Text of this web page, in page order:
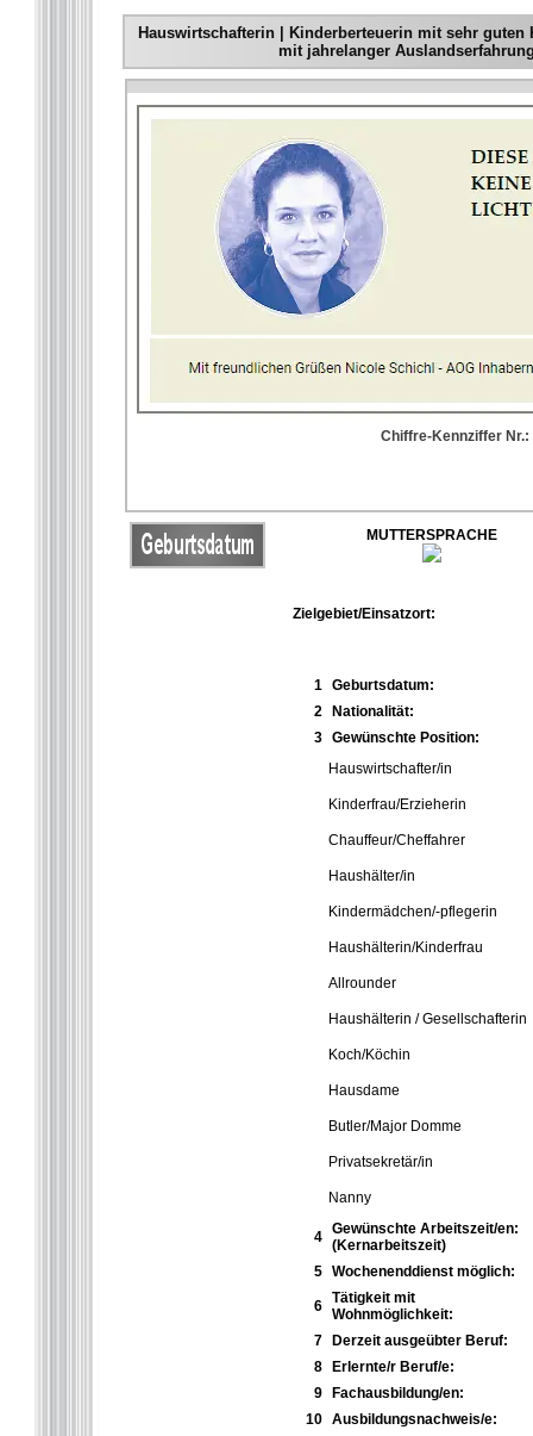
Hauswirtschafterin | Kinderberteuerin mit sehr
mit jahrelanger
Chiffre-Kennziffer Nr.:
MUTTERSPRACHE
Zielgebiet/Einsatzort:
1
Geburtsdatum:
2
Nationalität:
3
Gewünschte Position:
Hauswirtschafter/in
Kinderfrau/Erzieherin
Chauffeur/Cheffahrer
Haushälter/in
Kindermädchen/-pflegerin
Haushälterin/Kinderfrau
Allrounder
Haushälterin / Gesellschafterin
Koch/Köchin
Hausdame
Butler/Major Domme
Privatsekretär/in
Nanny
4
Gewünschte Arbeitszeit/en:
(Kernarbeitszeit)
5
Wochenenddienst möglich:
6
Tätigkeit mit
Wohnmöglichkeit:
7
Derzeit ausgeübter Beruf:
8
Erlernte/r Beruf/e:
9
Fachausbildung/en:
10
Ausbildungsnachweis/e: